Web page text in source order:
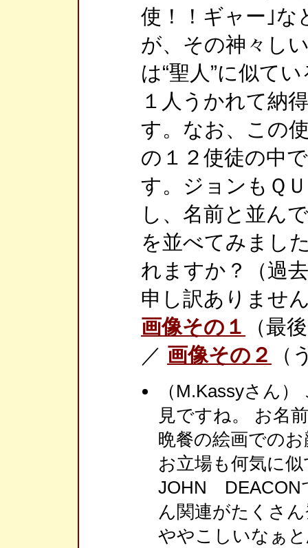
使！！ギャー｣な
が、その神々し
は“聖人”に似て
１人うかれて納
す。なお、この
の１２使徒の中
す。ジョンもＱ
し、名前と並ん
を並べてみまし
れますか？（過
申し訳ありませ
画像その１
（最
／ 画像その２ （
（M.Kassyさん
見ですね。 お名
晩餐の絵画での
お立場も何気に
JOHN DEACON
ん関連がたくさ
ややこしいなぁ